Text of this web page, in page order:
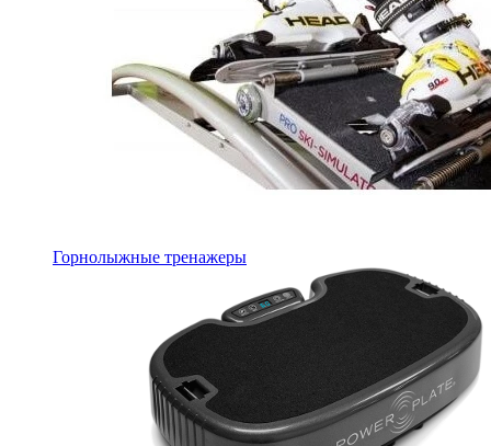
Горнолыжные тренажеры